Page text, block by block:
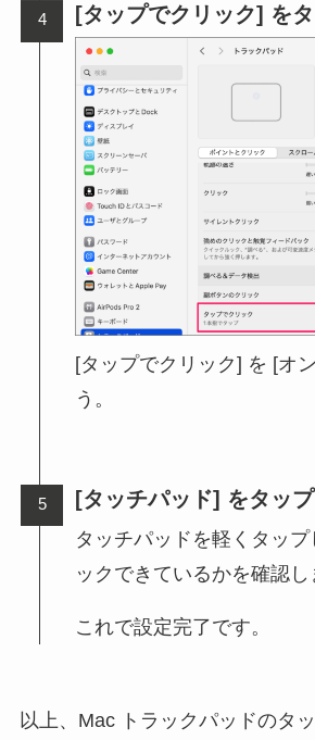
[タップでクリック] を
[タップでクリック] を [オ
う。
[タッチパッド] をタッ
タッチパッドを軽くタップ
ックできているかを確認し
これで設定完了です。
以上、Mac トラックパッドのタ